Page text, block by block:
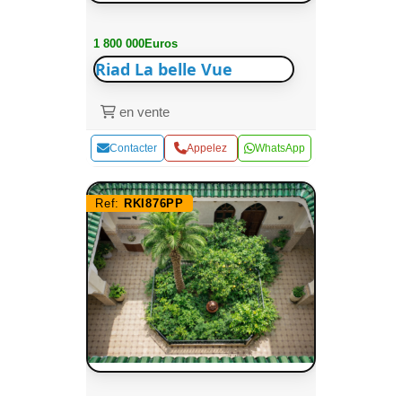
1 800 000Euros
Riad La belle Vue
en vente
Contacter Appelez WhatsApp
Ref: RKI876PP